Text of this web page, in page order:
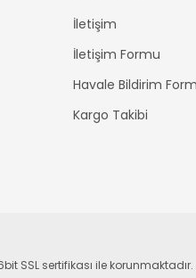
İletişim
İletişim Formu
Havale Bildirim
Kargo Takibi
SSL sertifikası ile korunmaktadır.